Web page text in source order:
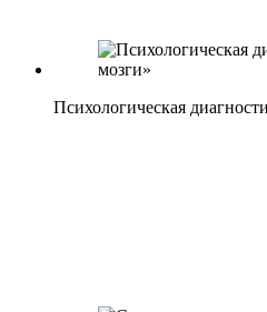
Психологическая